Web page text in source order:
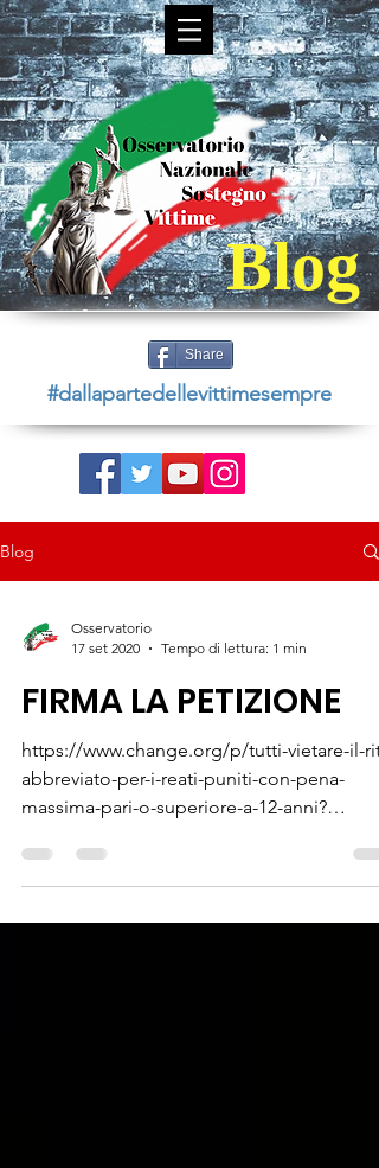
Blog
Share
#dallapartedellevittimesempre
Blog
Osservatorio
17 set 2020
Tempo di lettura: 1 min
FIRMA LA PETIZIONE
https://www.change.org/p/tutti-vietare-il-
abbreviato-per-i-reati-puniti-con-pena-
massima-pari-o-superiore-a-12-anni?